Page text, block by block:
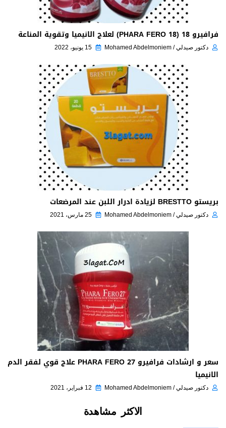
فرافيرو 18 (PHARA FERO 18) لعلاج الانيميا وتقوية المناعة
دكتور صيدلي / Mohamed Abdelmoniem 15 يونيو، 2022
بريستو BRESTTO لزيادة ادرار اللبن عند المرضعات
دكتور صيدلي / Mohamed Abdelmoniem 25 مارس، 2021
سعر و ارشادات فرافيرو 27 PHARA FERO علاج قوي لفقر الدم
الانيميا
دكتور صيدلي / Mohamed Abdelmoniem 12 فبراير، 2021
الاكثر مشاهدة